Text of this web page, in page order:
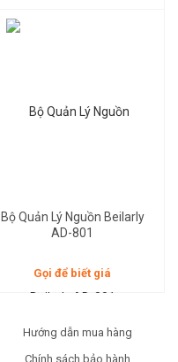
Bộ Quản Lý Nguồn Beilarly
AD-801
Gọi để biết giá
Hướng dẫn mua hàng
Chính sách bảo hành